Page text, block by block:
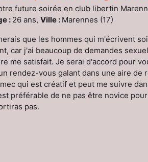
future soirée en club libertin
: 26 ans, Ville : Marennes (17)
que les hommes qui m'écrivent
car j'ai beaucoup de demandes
me satisfait. Je serai d'accord pour
rendez-vous galant dans une aire
qui est créatif et peut me suivre
préférable de ne pas être novice
pas.